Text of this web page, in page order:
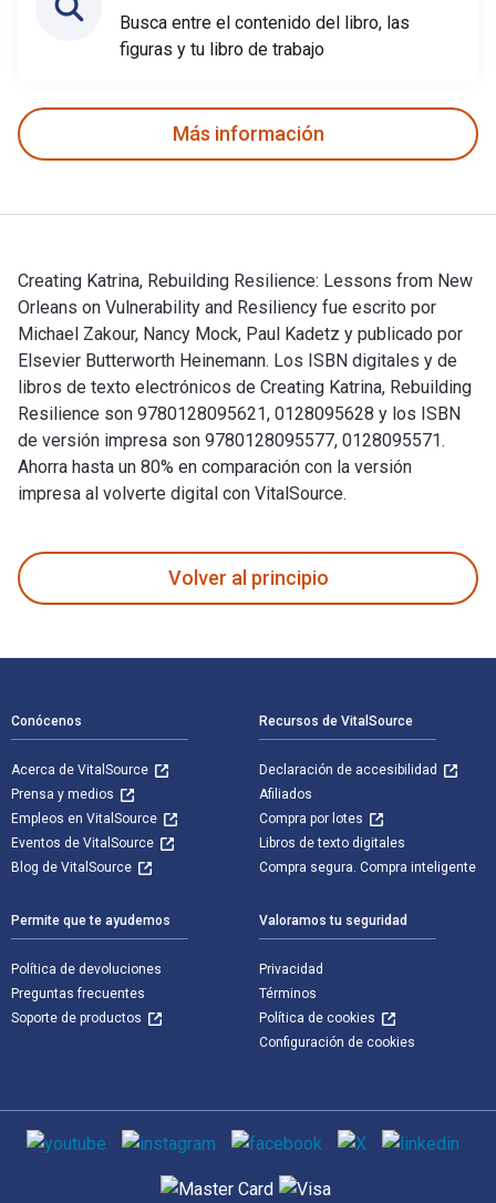
Busca entre el contenido del libro, las
figuras y tu libro de trabajo
Más información
Creating Katrina, Rebuilding Resilience: Lessons from New
Orleans on Vulnerability and Resiliency fue escrito por
Michael Zakour, Nancy Mock, Paul Kadetz y publicado por
Elsevier Butterworth Heinemann. Los ISBN digitales y de
libros de texto electrónicos de Creating Katrina, Rebuilding
Resilience son 9780128095621, 0128095628 y los ISBN
de versión impresa son 9780128095577, 0128095571.
Ahorra hasta un 80% en comparación con la versión
impresa al volverte digital con VitalSource.
Volver al principio
Conócenos
Acerca de VitalSource
Prensa y medios
Empleos en VitalSource
Eventos de VitalSource
Blog de VitalSource
Recursos de VitalSource
Declaración de accesibilidad
Afiliados
Compra por lotes
Libros de texto digitales
Compra segura. Compra inteligente
Permite que te ayudemos
Política de devoluciones
Preguntas frecuentes
Soporte de productos
Valoramos tu seguridad
Privacidad
Términos
Política de cookies
Configuración de cookies
Medios de comunicación social
Métodos de pago admitidos